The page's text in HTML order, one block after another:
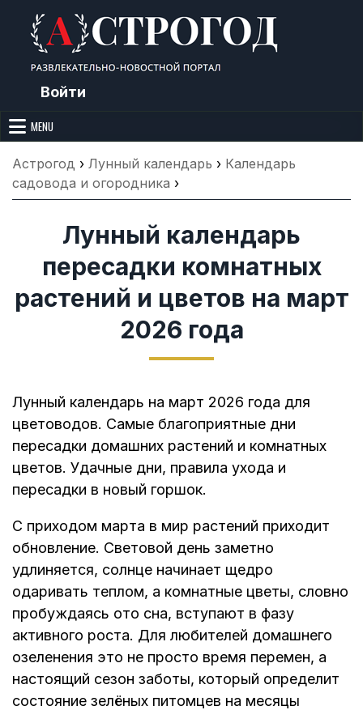
content
Войти
Астрогод: Праздники сегодня,
Лунный календарь, Приметы,
Что нельзя делать, Гороскопы и
Сонник
приметы, точный гороскоп и толкование снов. Читайте, что можно и
MENU
Астрогод › Лунный календарь › Календарь
садовода и огородника ›
Лунный календарь
пересадки комнатных
растений и цветов на март
2026 года
Лунный календарь на март 2026 года для
цветоводов. Самые благоприятные дни
пересадки домашних растений и комнатных
цветов. Удачные дни, правила ухода и
пересадки в новый горшок.
С приходом марта в мир растений приходит
обновление. Световой день заметно
удлиняется, солнце начинает щедро
одаривать теплом, а комнатные цветы, словно
пробуждаясь ото сна, вступают в фазу
активного роста. Для любителей домашнего
озеленения это не просто время перемен, а
настоящий сезон заботы, который определит
состояние зелёных питомцев на месяцы